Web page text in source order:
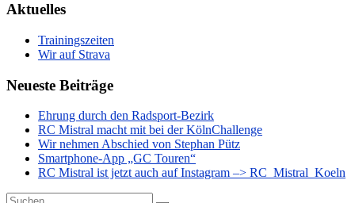
Aktuelles
Trainingszeiten
Wir auf Strava
Neueste Beiträge
Ehrung durch den Radsport-Bezirk
RC Mistral macht mit bei der KölnChallenge
Wir nehmen Abschied von Stephan Pütz
Smartphone-App „GC Touren“
RC Mistral ist jetzt auch auf Instagram –> RC_Mistral_Koeln